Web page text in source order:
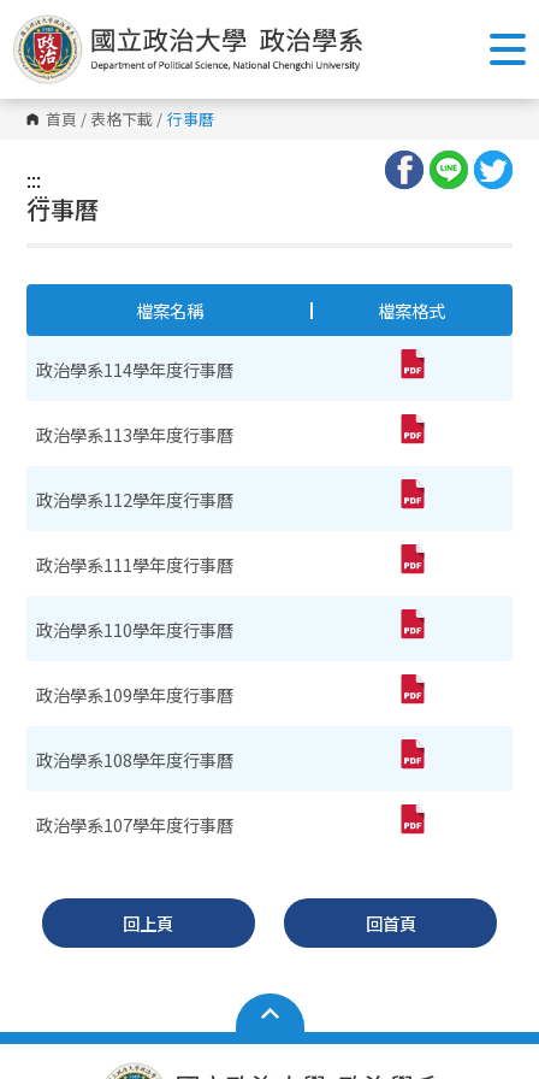
跳
到
主
要
內
容
區 首頁 / 表格下載 / 行事曆
:::
:::
行事曆
檔案名稱 檔案格式
政治學系114學年度行事曆
政治學系113學年度行事曆
政治學系112學年度行事曆
政治學系111學年度行事曆
政治學系110學年度行事曆
政治學系109學年度行事曆
政治學系108學年度行事曆
政治學系107學年度行事曆
回上頁 回首頁